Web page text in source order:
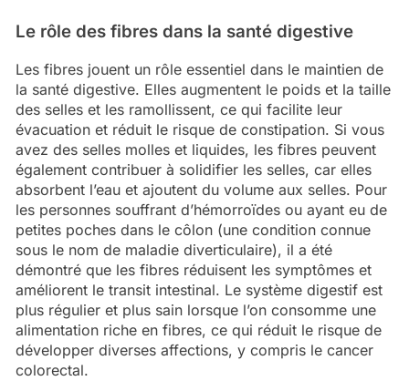
Le rôle des fibres dans la santé digestive
Les fibres jouent un rôle essentiel dans le maintien de
la santé digestive. Elles augmentent le poids et la taille
des selles et les ramollissent, ce qui facilite leur
évacuation et réduit le risque de constipation. Si vous
avez des selles molles et liquides, les fibres peuvent
également contribuer à solidifier les selles, car elles
absorbent l’eau et ajoutent du volume aux selles. Pour
les personnes souffrant d’hémorroïdes ou ayant eu de
petites poches dans le côlon (une condition connue
sous le nom de maladie diverticulaire), il a été
démontré que les fibres réduisent les symptômes et
améliorent le transit intestinal. Le système digestif est
plus régulier et plus sain lorsque l’on consomme une
alimentation riche en fibres, ce qui réduit le risque de
développer diverses affections, y compris le cancer
colorectal.